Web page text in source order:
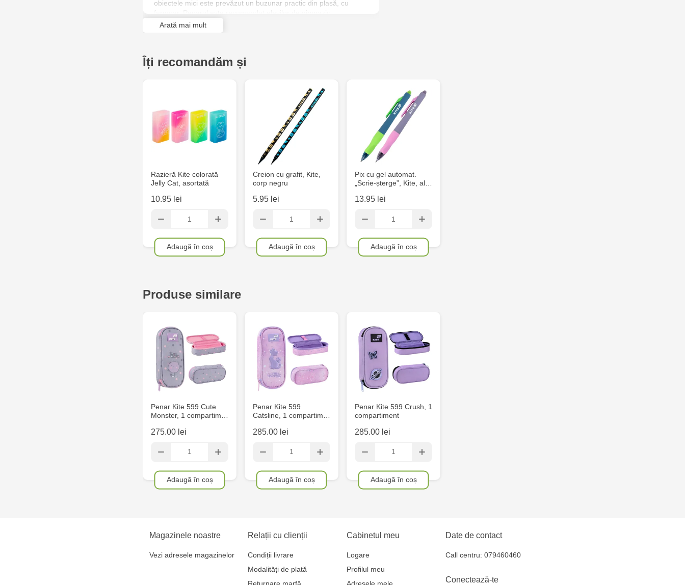
6
Crafti Comrat - str Pobeda,48
Crafti Ciocana - bd. Mircea cel
Crafti Buiucani - str. Ion Creangă,
68/1
13
Crafti Sculeni - str. Calea Ieșilor,
3/1
Multistore Soroca - bd. Ștefan cel
MultiStore Căușeni- str. Iurii
Gagarin 24
obiectele mici este prevăzut un buzunar practic din plasă, cu
programul școlar încărcat și fac față cu brio deschiderilor și
închiderilor frecvente la fiecare oră.
Arată mai mult
Îți recomandăm și
Razieră Kite colorată
Jelly Cat, asortată
10.95 lei
Adaugă în coș
Creion cu grafit, Kite,
corp negru
5.95 lei
Adaugă în coș
Pix cu gel automat.
„Scrie-șterge”, Kite, al…
13.95 lei
Adaugă în coș
Produse similare
Penar Kite 599 Cute
Monster, 1 compartim…
275.00 lei
Adaugă în coș
Penar Kite 599
Catsline, 1 compartim…
285.00 lei
Adaugă în coș
Penar Kite 599 Crush, 1
compartiment
285.00 lei
Adaugă în coș
Magazinele noastre
Vezi adresele magazinelor
Relații cu clienții
Condiții livrare
Modalități de plată
Returnare marfă
Cabinetul meu
Logare
Profilul meu
Adresele mele
Date de contact
Call centru: 079460460
Conectează-te